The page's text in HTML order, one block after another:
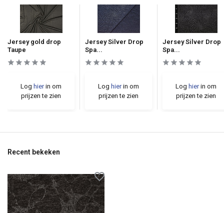
Jersey gold drop
Taupe
Log hierin om
prijzen te zien
Jersey Silver Drop
Spa...
Log hierin om
prijzen te zien
Jersey Silver Drop
Spa...
Log hierin om
prijzen te zien
Recent bekeken